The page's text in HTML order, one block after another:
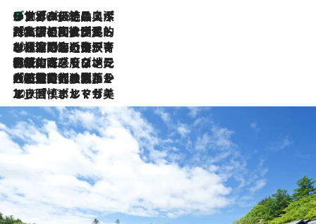
2026.8.8
リスボンの絶品スイーツ「パステル・デ・ナタ」とは？ポルトガル伝統の奥深い世界へ
2026.7.27
「私の祖国はポルトガル語です」国民的詩人フェルナンド・ペソアと、彼が愛した文学の街を歩く
2026.7.26
ポルトガル近海が育む極上の海の幸。キリリと冷えた白ワインと愉しむ、シーフード専門店の贅沢
2026.7.22
伝統の味をモダンに昇華。高感度な地元客が集う、リスボンの最旬ガストロノミー
2026.7.21
大航海時代の栄華から、震災、独裁、そして革命へ。ポルトガル・首都リスボンの石畳に刻まれた「歴史の光と影」
2026.7.13
エッセイ・ヤマザキマリ「慎ましくも美しき国 ポルトガル」